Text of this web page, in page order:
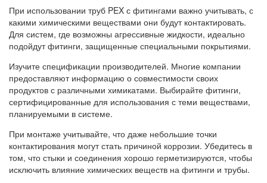
При использовании труб PEX с фитингами важно учитывать, с
какими химическими веществами они будут контактировать.
Для систем, где возможны агрессивные жидкости, идеально
подойдут фитинги, защищенные специальными покрытиями.
Изучите спецификации производителей. Многие компании
предоставляют информацию о совместимости своих
продуктов с различными химикатами. Выбирайте фитинги,
сертифицированные для использования с теми веществами,
планируемыми в системе.
При монтаже учитывайте, что даже небольшие точки
контактирования могут стать причиной коррозии. Убедитесь в
том, что стыки и соединения хорошо герметизируются, чтобы
исключить влияние химических веществ на фитинги и трубы.